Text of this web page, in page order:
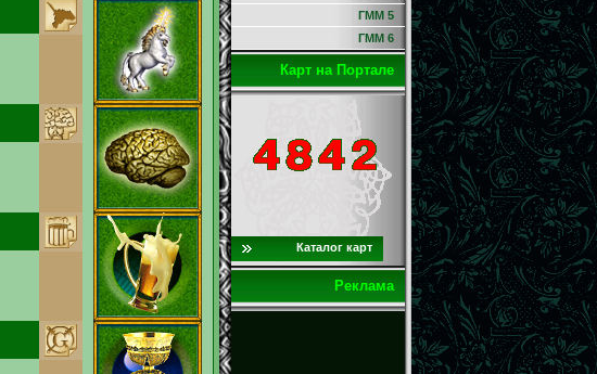
ГММ 5
ГММ 6
Карт на Портале
Каталог карт
Реклама